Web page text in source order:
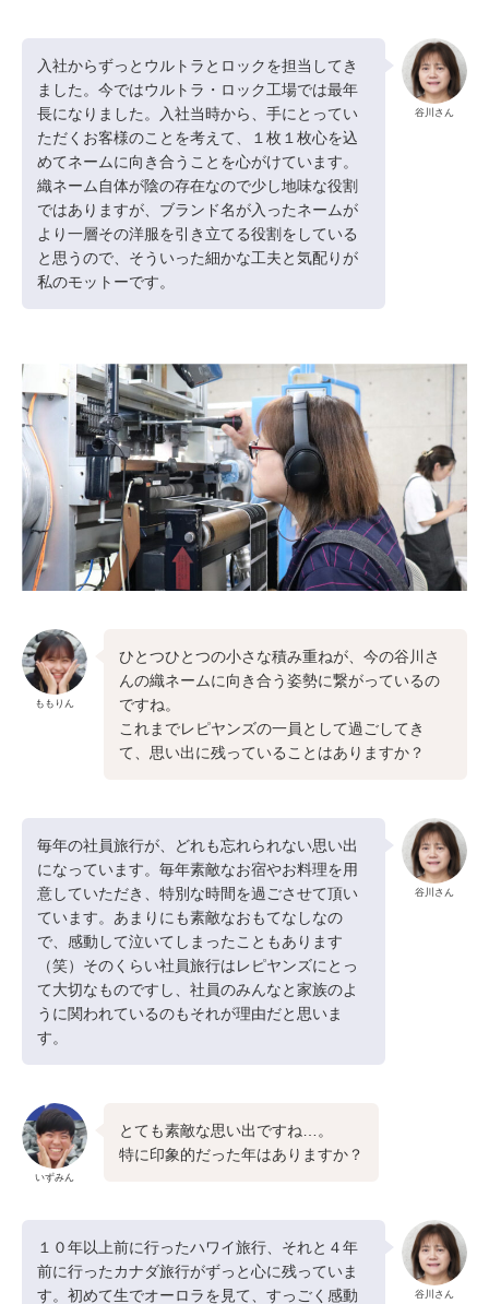
谷川さん
入社からずっとウルトラとロックを担当してき
ました。今ではウルトラ・ロック工場では最年
長になりました。入社当時から、手にとってい
ただくお客様のことを考えて、１枚１枚心を込
めてネームに向き合うことを心がけています。
織ネーム自体が陰の存在なので少し地味な役割
ではありますが、ブランド名が入ったネームが
より一層その洋服を引き立てる役割をしている
と思うので、そういった細かな工夫と気配りが
私のモットーです。
ももりん
ひとつひとつの小さな積み重ねが、今の谷川さ
んの織ネームに向き合う姿勢に繋がっているの
ですね。
これまでレピヤンズの一員として過ごしてき
て、思い出に残っていることはありますか？
谷川さん
毎年の社員旅行が、どれも忘れられない思い出
になっています。毎年素敵なお宿やお料理を用
意していただき、特別な時間を過ごさせて頂い
ています。あまりにも素敵なおもてなしなの
で、感動して泣いてしまったこともあります
（笑）そのくらい社員旅行はレピヤンズにとっ
て大切なものですし、社員のみんなと家族のよ
うに関われているのもそれが理由だと思いま
す。
いずみん
とても素敵な思い出ですね…。
特に印象的だった年はありますか？
谷川さん
１０年以上前に行ったハワイ旅行、それと４年
前に行ったカナダ旅行がずっと心に残っていま
す。初めて生でオーロラを見て、すっごく感動